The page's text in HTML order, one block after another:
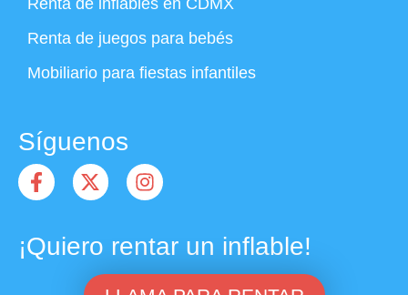
Renta de inflables en CDMX
Renta de juegos para bebés
Mobiliario para fiestas infantiles
Síguenos
¡Quiero rentar un inflable!